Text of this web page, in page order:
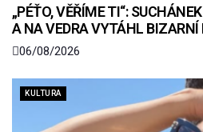
„PÉŤO, VĚŘÍME TI“:
A NA VEDRA VYTÁHL BIZARNÍ
06/08/2026
KULTURA